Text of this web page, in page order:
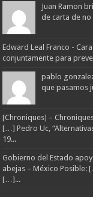
Juan Ramon
de carta de
Edward Leal Franco -
conjuntamente para
pablo
que pasamos
[Chroniques] –
[…] Pedro Uc,
19...
Gobierno del Estado
abejas – México Posible:
[…]...